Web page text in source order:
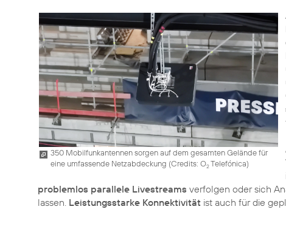
350 Mobilfunkantennen sorgen auf dem gesamten Gelände für
eine umfassende Netzabdeckung (Credits: O2Telefónica)
problemlos parallele Livestreams verfolgen oder sich
lassen. Leistungsstarke Konnektivität ist auch für die